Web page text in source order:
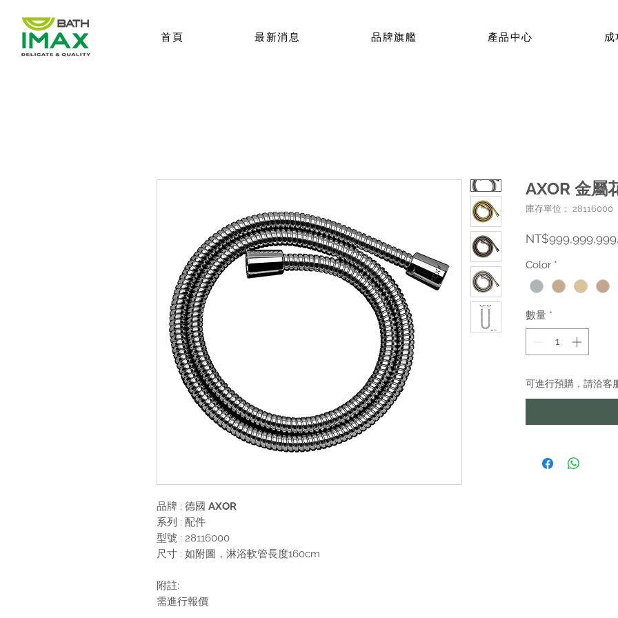
首頁 最新消息 品牌旗艦 產品中心 成
品牌 : 德國 AXOR
系列 : 配件
型號 : 28116000
尺寸 : 如附圖，淋浴軟管長度160cm
附註:
需進行報價
AXOR 金屬
庫存單位： 28116000
Color *
數量 *
可進行預購，請洽客